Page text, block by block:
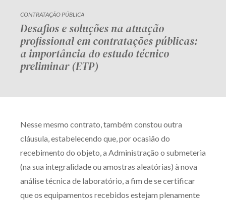
CONTRATAÇÃO PÚBLICA
Desafios e soluções na atuação
profissional em contratações públicas:
a importância do estudo técnico
preliminar (ETP)
Nesse mesmo contrato, também constou outra
cláusula, estabelecendo que, por ocasião do
recebimento do objeto, a Administração o submeteria
(na sua integralidade ou amostras aleatórias) à nova
análise técnica de laboratório, a fim de se certificar
que os equipamentos recebidos estejam plenamente